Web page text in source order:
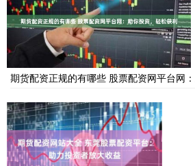
期货配资正规的有哪些 股票配资网平台网